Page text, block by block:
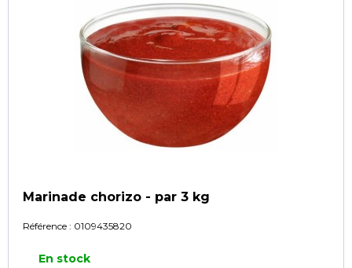
Marinade chorizo - par 3 kg
Référence : 0109435820
En stock